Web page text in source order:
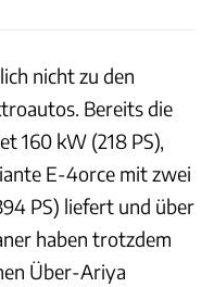
nicht zu den
Bereits die
160 kW (218 PS),
E-4orce mit zwei
PS) liefert und über
haben trotzdem
Über-Ariya